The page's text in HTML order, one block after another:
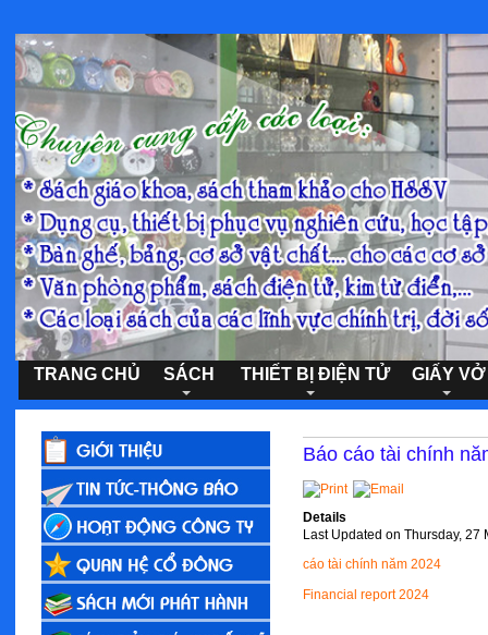
TRANG CHỦ SÁCH THIẾT BỊ ĐIỆN TỬ GIẤY VỞ
Báo cáo tài chính
Details
Last Updated on Thursday, 27
cáo tài chính năm 2024
Financial report 2024